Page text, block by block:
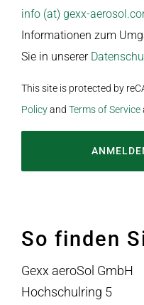
info (at) gexx-
Informationen zum
Sie in unserer
This site is protected by
Policyand Terms of Service
So finden
Gexx aeroSol GmbH
Hochschulring 5